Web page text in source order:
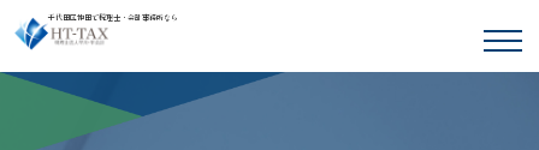
千代田区神田で税理士・会計事務所なら